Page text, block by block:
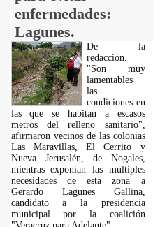
enfermedades:
Lagunes.
De la
redacción.
"Son muy
lamentables
las
condiciones en
las que se habitan a escasos
metros del relleno sanitario",
afirmaron vecinos de las colonias
Las Maravillas, El Cerrito y
Nueva Jerusalén, de Nogales,
mientras exponían las múltiples
necesidades de esta zona a
Gerardo Lagunes Gallina,
candidato a la presidencia
municipal por la coalición